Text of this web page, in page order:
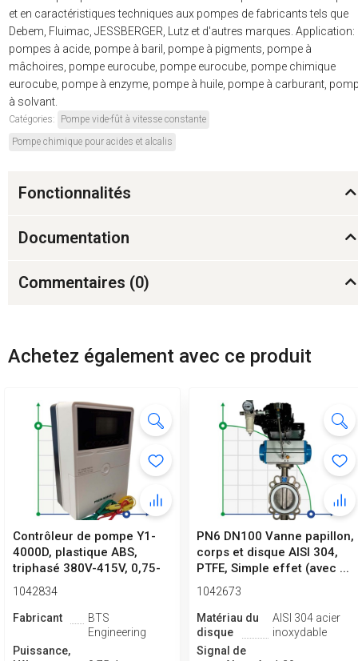
et en caractéristiques techniques aux pompes de fabricants tels que
Debem, Fluimac, JESSBERGER, Lutz et d'autres marques. Application:
pompes à acide, pompe à baril, pompe à pigments, pompe à
mâchoires, pompe eurocube, pompe eurocube, pompe chimique
eurocube, pompe à enzyme, pompe à huile, pompe à carburant,
à solvant.
Catégories:
Pompe vide-fût à vitesse constante
Pompe chimique pour acides et alcalis
Fonctionnalités
Documentation
Commentaires (0)
Achetez également avec ce produit
Contrôleur de pompe Y1-
4000D, plastique ABS,
triphasé 380V-415V, 0,75-
4kW
1042834
Fabricant
BTS
Engineering
Puissance,
PN6 DN100 Vanne papillon,
corps et disque AISI 304,
PTFE, Simple effet (avec ...
1042673
Matériau du
disque
AISI 304 acier
inoxydable
Signal de